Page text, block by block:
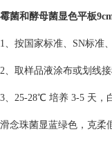
霉菌和酵母菌显色平板
1、按国家标准、SN标准
2、取样品液涂布或划线接
3、25-28℃ 培养 3-5 天，
滑念珠菌显蓝绿色，克柔